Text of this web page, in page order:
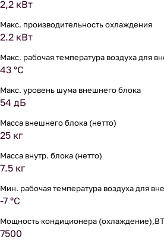
2,2 кВт
Макс. производительность охлаждения
2.2 кВт
Макс. рабочая температура воздуха для
43 °С
Макс. уровень шума внешнего блока
54 дБ
Масса внешнего блока (нетто)
25 кг
Масса внутр. блока (нетто)
7.5 кг
Мин. рабочая температура воздуха для
-7 °С
Мощность кондиционера
7500